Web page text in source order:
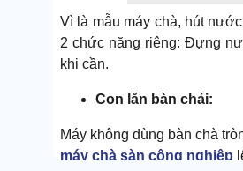
Vì là mẫu máy chà, hút
2 chức năng riêng: Đựng
khi cần.
Con lăn bàn chải:
Máy không dùng bàn chà
máy chà sàn công nghiệp